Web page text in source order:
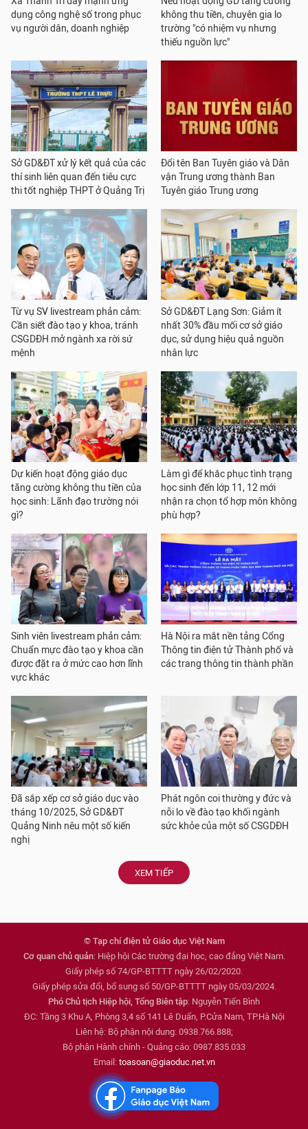
dụng công nghệ số trong phục
vụ người dân, doanh nghiệp
không thu tiền, chuyên gia lo
trường "có nhiệm vụ nhưng
thiếu nguồn lực"
Sở GD&ĐT xử lý kết quả của các
thí sinh liên quan đến tiêu cực
thi tốt nghiệp THPT ở Quảng Trị
Đổi tên Ban Tuyên giáo và Dân
vận Trung ương thành Ban
Tuyên giáo Trung ương
Từ vụ SV livestream phản cảm:
Cần siết đào tạo y khoa, tránh
CSGDĐH mở ngành xa rời sứ
mệnh
Sở GD&ĐT Lạng Sơn: Giảm ít
nhất 30% đầu mối cơ sở giáo
dục, sử dụng hiệu quả nguồn
nhân lực
Dự kiến hoạt động giáo dục
tăng cường không thu tiền của
học sinh: Lãnh đạo trường nói
gì?
Làm gì để khắc phục tình trạng
học sinh đến lớp 11, 12 mới
nhận ra chọn tổ hợp môn không
phù hợp?
Sinh viên livestream phản cảm:
Chuẩn mực đào tạo y khoa cần
được đặt ra ở mức cao hơn lĩnh
vực khác
Hà Nội ra mắt nền tảng Cổng
Thông tin điện tử Thành phố và
các trang thông tin thành phần
Đã sắp xếp cơ sở giáo dục vào
tháng 10/2025, Sở GD&ĐT
Quảng Ninh nêu một số kiến
nghị
Phát ngôn coi thường y đức và
nỗi lo về đào tạo khối ngành
sức khỏe của một số CSGDĐH
XEM TIẾP
© Tạp chí điện tử Giáo dục Việt Nam
Cơ quan chủ quản: Hiệp hội Các trường đại học, cao đẳng Việt Nam.
Giấy phép số 74/GP-BTTTT ngày 26/02/2020.
Giấy phép sửa đổi, bổ sung số 50/GP-BTTTT ngày 05/03/2024.
Phó Chủ tịch Hiệp hội, Tổng Biên tập: Nguyễn Tiến Bình
ĐC: Tầng 3 Khu A, Phòng 3,4 số 141 Lê Duẩn, P.Cửa Nam, TP.Hà Nội
Liên hệ: Bộ phận nội dung: 0938.766.888;
Bộ phận Hành chính - Quảng cáo: 0987.835.033
Email: toasoan@giaoduc.net.vn